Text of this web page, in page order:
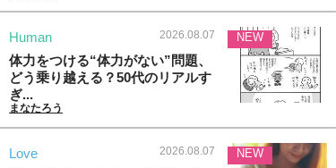
Human 2026.08.07
体力をつける“体力がない”問題、
どう乗り越える？50代のリアルす
ぎ...
まなたろう
NEW
Love 2026.08.07 NEW